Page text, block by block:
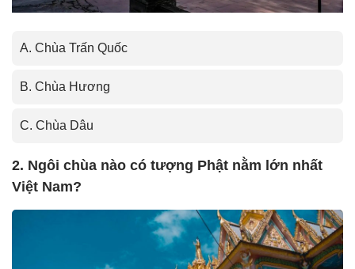
A. Chùa Trấn Quốc
B. Chùa Hương
C. Chùa Dâu
2. Ngôi chùa nào có tượng Phật nằm lớn nhất
Việt Nam?